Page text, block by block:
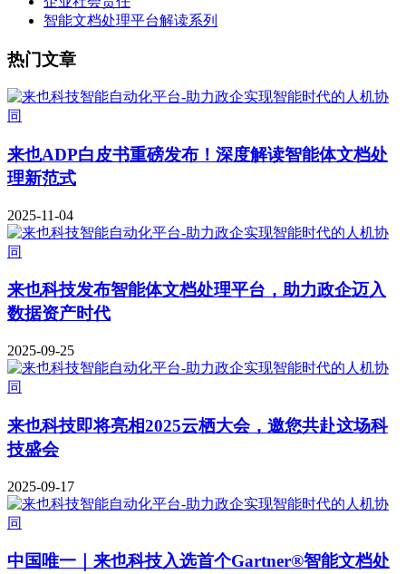
智能文档处理平台解读系列
热门文章
来也ADP白皮书重磅发布！深度解读智能体文档处
理新范式
2025-11-04
来也科技发布智能体文档处理平台，助力政企迈入
数据资产时代
2025-09-25
来也科技即将亮相2025云栖大会，邀您共赴这场科
技盛会
2025-09-17
中国唯一｜来也科技入选首个Gartner®智能文档处